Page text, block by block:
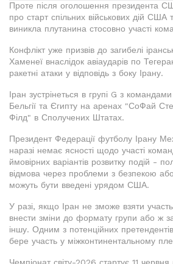
Проте після оголошення президента
про старт спільних військових дій США
виникла плутанина стосовно участі
Конфлікт уже призвів до загибелі
Хаменеї внаслідок авіаударів по
ракетні атаки у відповідь з боку Ірану.
Іран зустрінеться в групі G з
Бельгії та Єгипту на аренах "СоФай
Філд" в Сполучених Штатах.
Президент Федерації футболу Ірану
наразі немає ясності щодо участі
ймовірних варіантів розвитку подій -
відмова через проблеми з безпекою
можуть бути введені урядом США.
У разі, якщо Іран не зможе взяти
внести зміни до формату групи або ж
іншу. Одним з потенційних
бере участь у міжконтинентальному